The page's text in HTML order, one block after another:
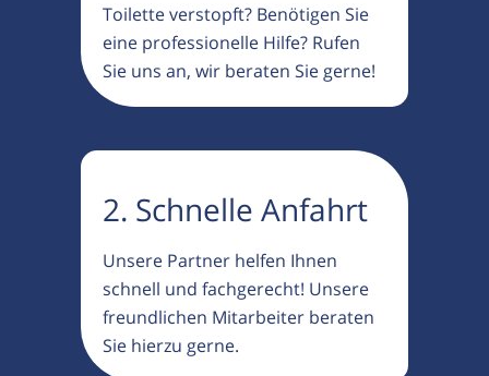
Toilette verstopft? Benötigen Sie
eine professionelle Hilfe? Rufen
Sie uns an, wir beraten Sie gerne!
2. Schnelle Anfahrt
Unsere Partner helfen Ihnen
schnell und fachgerecht! Unsere
freundlichen Mitarbeiter beraten
Sie hierzu gerne.